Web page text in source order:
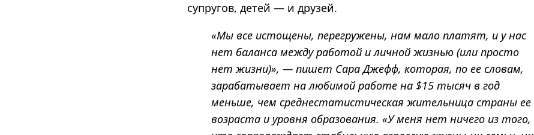
супругов, детей — и друзей.
«Мы все истощены, перегружены, нам мало платят, и у нас
нет баланса между работой и личной жизнью (или просто
нет жизни)», — пишет Сара Джефф, которая, по ее словам,
зарабатывает на любимой работе на $15 тысяч в год
меньше, чем среднестатистическая жительница страны ее
возраста и уровня образования. «У меня нет ничего из того,